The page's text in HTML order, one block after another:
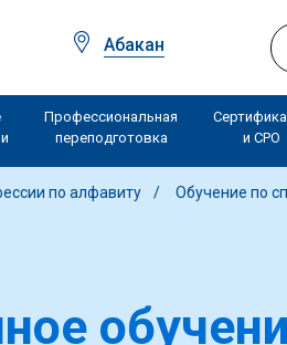
Абакан
Профессиональная
переподготовка
и СРО
по алфавиту Обучение по